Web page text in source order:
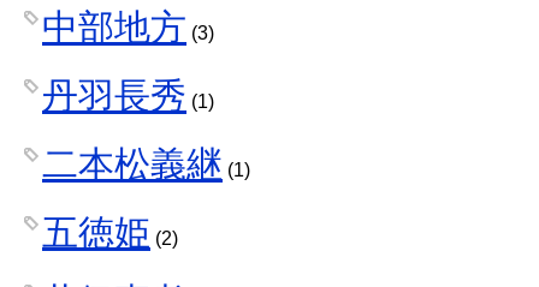
中部地方 (3)
丹羽長秀 (1)
二本松義継 (1)
五徳姫 (2)